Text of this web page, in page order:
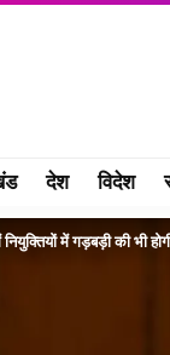
देश विदेश
में गड़बड़ी की भी